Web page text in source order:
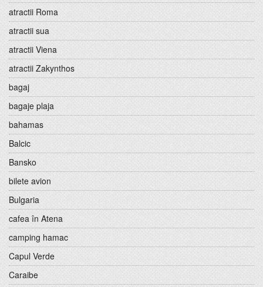
atractii Roma
atractii sua
atractii Viena
atractii Zakynthos
bagaj
bagaje plaja
bahamas
Balcic
Bansko
bilete avion
Bulgaria
cafea în Atena
camping hamac
Capul Verde
Caraibe